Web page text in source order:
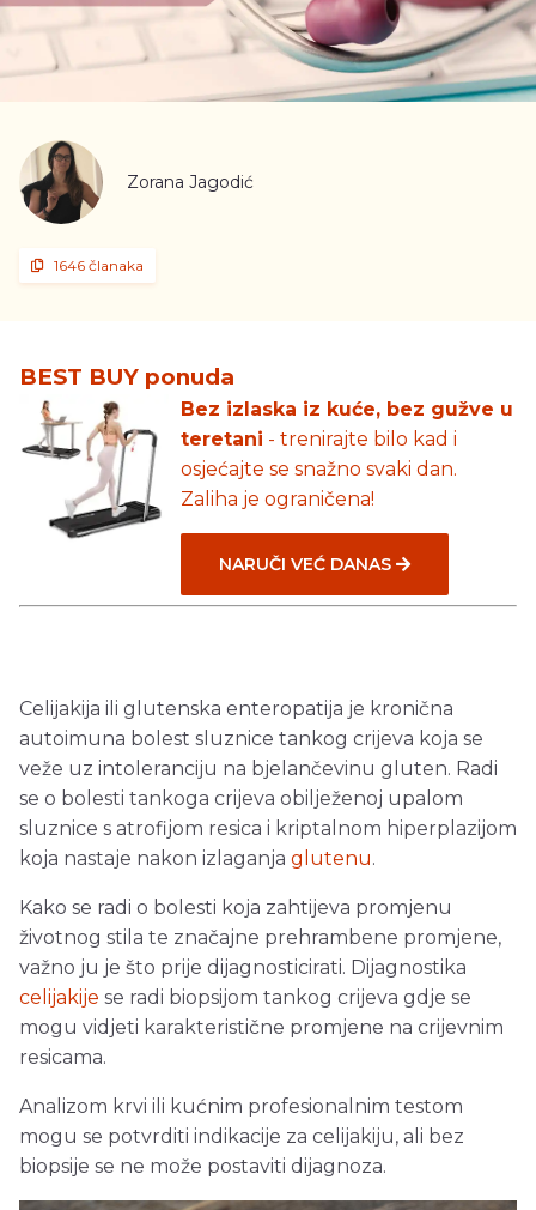
Zorana Jagodić
1646 članaka
BEST BUY ponuda
Bez izlaska iz kuće, bez gužve u
teretani - trenirajte bilo kad i
osjećajte se snažno svaki dan.
Zaliha je ograničena!
NARUČI VEĆ DANAS
Celijakija ili glutenska enteropatija je kronična
autoimuna bolest sluznice tankog crijeva koja se
veže uz intoleranciju na bjelančevinu gluten. Radi
se o bolesti tankoga crijeva obilježenoj upalom
sluznice s atrofijom resica i kriptalnom hiperplazijom
koja nastaje nakon izlaganja glutenu.
Kako se radi o bolesti koja zahtijeva promjenu
životnog stila te značajne prehrambene promjene,
važno ju je što prije dijagnosticirati. Dijagnostika
celijakije se radi biopsijom tankog crijeva gdje se
mogu vidjeti karakteristične promjene na crijevnim
resicama.
Analizom krvi ili kućnim profesionalnim testom
mogu se potvrditi indikacije za celijakiju, ali bez
biopsije se ne može postaviti dijagnoza.